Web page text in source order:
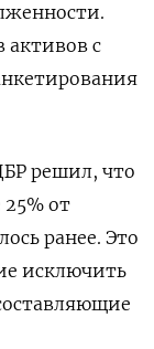
активов с
решил, что
от
ранее. Это
исключить